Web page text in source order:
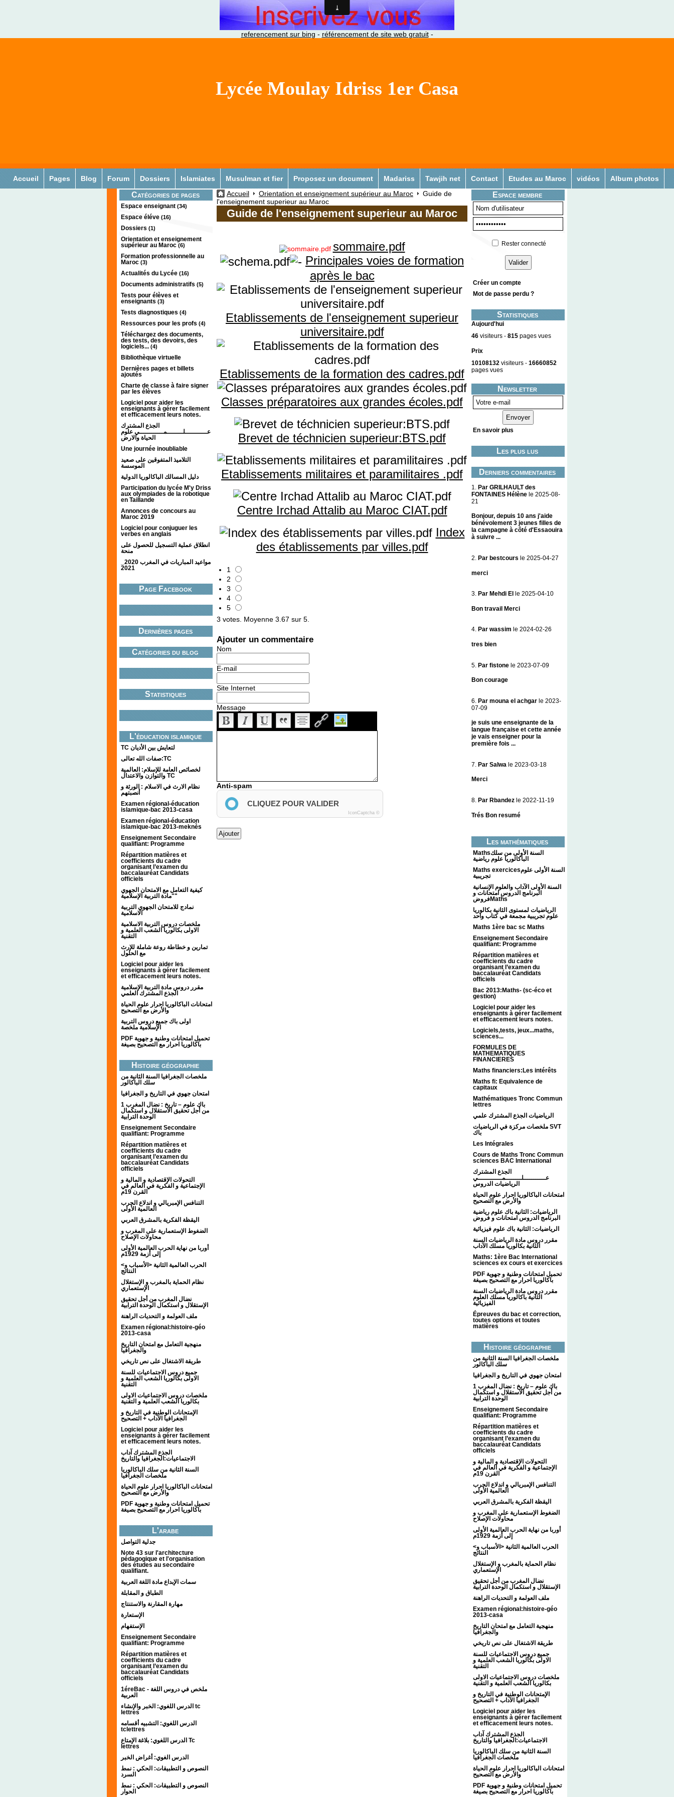
referencement sur bing - référencement de site web gratuit-
Lycée Moulay Idriss 1er Casa
Accueil Pages Blog Forum Dossiers Islamiates Musulman et fier Proposez un document Madariss Tawjih net Contact Etudes au Maroc vidéos Album photos
Catégories de pages
Espace enseignant (34)
Espace éléve (16)
Dossiers (1)
Orientation et enseignement
supérieur au Maroc (6)
Formation professionnelle au
Maroc (3)
Actualités du Lycée (16)
Documents administratifs (5)
Tests pour élèves et
enseignants (3)
Tests diagnostiques (4)
Ressources pour les profs (4)
Téléchargez des documents,
des tests, des devoirs, des
logiciels... (4)
Bibliothèque virtuelle
Dernières pages et billets
ajoutés
Charte de classe à faire signer
par les élèves
Logiciel pour aider les
enseignants à gérer facilement
et efficacement leurs notes.
الجذع المشترك
عـــــــــــلــــــــمــــــــــــي علوم
الحياة والارض
Une journée inoubliable
التلاميذ المتفوقين على صعيد
الموسسة
دليل المسالك الباكالوريا الدولية
Participation du lycée M'y Driss
aux olympiades de la robotique
en Taillande
Annonces de concours au
Maroc 2019
Logiciel pour conjuguer les
verbes en anglais
انطلاق عملية التسجيل للحصول على
منحة
2021
Page Facebook
Dernières pages
Catégories du blog
Statistiques
L'éducation islamique
TC لتعايش بين الأديان
صفات الله تعالى:TC
لخصائص العامة للإسلام: العالمية
والتوازن والاعتدال TC
نظام الارث في الاسلام : الورثة و
أنصبتهم
Examen régional-éducation
islamique-bac 2013-casa
Examen régional-éducation
islamique-bac 2013-meknès
Enseignement Secondaire
qualifiant: Programme
Répartition matières et
coefficients du cadre
organisant l’examen du
baccalauréat Candidats
officiels
كيفية التعامل مع الامتحان الجهوي
"مادة التربية الإسلامية"
نمادج للامتحان الجهوي التربية
الاسلامية
ملخصات دروس التربية الاسلامية
الاولى بكالوريا الشعب العلمية و
التقنية
تمارين و خطاطة روعة شاملة للإرث
مع الحلول
Logiciel pour aider les
enseignants à gérer facilement
et efficacement leurs notes.
مقرر دروس مادة التربية الإسلامية
الجذع المشترك العلمي
امتحانات الباكالوريا احرار علوم الحياة
والأرض مع التصحيح
اولى باك جميع دروس التربية
الإسلامية ملخصة
PDF تحميل امتحانات وطنية و جهوية
باكالوريا احرار مع التصحيح بصيغة
Histoire géographie
ملخصات الجغرافيا السنة الثانية من
سلك الباكالور
امتحان جهوي في التاريخ و الجغرافيا
1 باك علوم – تاريخ : نضال المغرب
من أجل تحقيق الاستقلال و استكمال
الوحدة الترابية
Enseignement Secondaire
qualifiant: Programme
Répartition matières et
coefficients du cadre
organisant l’examen du
baccalauréat Candidats
officiels
التحولات الإقتصادية و المالية و
الإجتماعية و الفكرية في العالم في
القرن 19م
التنافس الإمبريالي و اندلاع الحرب
العالمية الأولى
اليقظة الفكرية بالمشرق العربي
الضغوط الإستعمارية على المغرب و
محاولات الإصلاح
أوربا من نهاية الحرب العالمية الأولى
إلى أزمة 1929م
<الحرب العالمية الثانية <الأسباب و
النتائج
نظام الحماية بالمغرب و الإستغلال
الإستعماري
نضال المغرب من أجل تحقيق
الإستقلال و استكمال الوحدة الترابية
ملف العولمة و التحديات الراهنة
Examen régional:histoire-géo
2013-casa
منهجية التعامل مع امتحان التاريخ
والجغرافيا
طريقة الاشتغال على نص تاريخي
جميع دروس الاجتماعيات للسنة
الاولى بكالوريا الشعب العلمية و
التقنية
ملخصات دروس الاجتماعيات الاولى
بكالوريا الشعب العلمية و التقنية
الإمتحانات الوطنية في التاريخ و
الجغرافيا الآداب + التصحيح
Logiciel pour aider les
enseignants à gérer facilement
et efficacement leurs notes.
الجذع المشترك آداب
الاجتماعيات:الجغرافيا والتاريخ
السنة الثانية من سلك الباكالوريا
ملخصات الجغرافيا
امتحانات الباكالوريا احرار علوم الحياة
والأرض مع التصحيح
PDF تحميل امتحانات وطنية و جهوية
باكالوريا احرار مع التصحيح بصيغة
L'arabe
جدلية التواصل
Note 43 sur l'architecture
pédagogique et l'organisation
des études au secondaire
qualifiant.
سمات الإبداع مادة اللغة العربية
الطباق و المقابلة
مهارة المقارنة والاستنتاج
الإستعارة
الإستفهام
Enseignement Secondaire
qualifiant: Programme
Répartition matières et
coefficients du cadre
organisant l’examen du
baccalauréat Candidats
officiels
1éreBac - ملخص في دروس اللغة
العربية
الدرس اللغوي: الخبر والإنشاء tc
lettres
الدرس اللغوي: التشبيه أقسامه
tclettres
الدرس اللغوي: بلاغة الإمتاع Tc
lettres
الدرس الغوي: أغراض الخبر
النصوص و التطبيقات: الحكي : نمط
السرد
النصوص و التطبيقات: الحكي : نمط
الحوار
Espace membre
Rester connecté
Créer un compte
Mot de passe perdu ?
Statistiques
Aujourd'hui
46 visiteurs - 815 pages vues
Prix
10108132 visiteurs - 16660852
pages vues
Newsletter
En savoir plus
Les plus lus
Derniers commentaires
1.
Par GRILHAULT des
FONTAINES Hélène le 2025-08-
21
Bonjour, depuis 10 ans j'aide
bénévolement 3 jeunes filles de
la campagne à côté d'Essaouira
à suivre ...
2. Par bestcours le 2025-04-27
merci
3. Par Mehdi El le 2025-04-10
Bon travail Merci
4. Par wassim le 2024-02-26
tres bien
5. Par fistone le 2023-07-09
Bon courage
6. Par mouna el achgar le 2023-
07-09
je suis une enseignante de la
langue française et cette année
je vais enseigner pour la
première fois ...
7. Par Salwa le 2023-03-18
Merci
8. Par Rbandez le 2022-11-19
Trés Bon resumé
Les mathématiques
Mathsالسنة الأولى من سلك
الباكالوريا علوم رياضية
Maths exercicesالسنة الأولى علوم
تجريبية
السنة الأولى الآداب والعلوم الإنسانية
البرنامج الدروس امتحانات و
فروضMaths
الرياضيات لمستوى الثانية بكالوريا
علوم تجريبية مجمعة في كتاب واحد
Maths 1ère bac sc Maths
Enseignement Secondaire
qualifiant: Programme
Répartition matières et
coefficients du cadre
organisant l’examen du
baccalauréat Candidats
officiels
Bac 2013:Maths- (sc-éco et
gestion)
Logiciel pour aider les
enseignants à gérer facilement
et efficacement leurs notes.
Logiciels,tests, jeux...maths,
sciences...
FORMULES DE
MATHEMATIQUES
FINANCIERES
Maths financiers:Les intérêts
Maths fi: Equivalence de
capitaux
Mathématiques Tronc Commun
lettres
الرياضيات الجذع المشترك علمي
ملخصات مركزة في الرياضيات SVT
باك
Les Intégrales
Cours de Maths Tronc Commun
sciences BAC International
الجذع المشترك
عـــــــــــلــــــــمــــــــــــي
الرياضيات الدروس
امتحانات الباكالوريا احرار علوم الحياة
والأرض مع التصحيح
الرياضيات: الثانية باك علوم رياضية
البرنامج الدروس امتحانات و فروض
الرياضيات: الثانية باك علوم فيزيائية
مقرر دروس مادة الرياضيات السنة
الثانية بكالوريا مسلك الآداب
Maths: 1ère Bac International
sciences ex cours et exercices
PDF تحميل امتحانات وطنية و جهوية
باكالوريا احرار مع التصحيح بصيغة
مقرر دروس مادة الرياضيات السنة
الثانية باكالوريا مسلك العلوم
الفيزيائية
Épreuves du bac et correction,
toutes options et toutes
matières
Histoire géographie
ملخصات الجغرافيا السنة الثانية من
سلك الباكالور
امتحان جهوي في التاريخ و الجغرافيا
1 باك علوم – تاريخ : نضال المغرب
من أجل تحقيق الاستقلال و استكمال
الوحدة الترابية
Enseignement Secondaire
qualifiant: Programme
Répartition matières et
coefficients du cadre
organisant l’examen du
baccalauréat Candidats
officiels
التحولات الإقتصادية و المالية و
الإجتماعية و الفكرية في العالم في
القرن 19م
التنافس الإمبريالي و اندلاع الحرب
العالمية الأولى
اليقظة الفكرية بالمشرق العربي
الضغوط الإستعمارية على المغرب و
محاولات الإصلاح
أوربا من نهاية الحرب العالمية الأولى
إلى أزمة 1929م
<الحرب العالمية الثانية <الأسباب و
النتائج
نظام الحماية بالمغرب و الإستغلال
الإستعماري
نضال المغرب من أجل تحقيق
الإستقلال و استكمال الوحدة الترابية
ملف العولمة و التحديات الراهنة
Examen régional:histoire-géo
2013-casa
منهجية التعامل مع امتحان التاريخ
والجغرافيا
طريقة الاشتغال على نص تاريخي
جميع دروس الاجتماعيات للسنة
الاولى بكالوريا الشعب العلمية و
التقنية
ملخصات دروس الاجتماعيات الاولى
بكالوريا الشعب العلمية و التقنية
الإمتحانات الوطنية في التاريخ و
الجغرافيا الآداب + التصحيح
Logiciel pour aider les
enseignants à gérer facilement
et efficacement leurs notes.
الجذع المشترك آداب
الاجتماعيات:الجغرافيا والتاريخ
السنة الثانية من سلك الباكالوريا
ملخصات الجغرافيا
امتحانات الباكالوريا احرار علوم الحياة
والأرض مع التصحيح
PDF تحميل امتحانات وطنية و جهوية
باكالوريا احرار مع التصحيح بصيغة
Accueil Orientation et enseignement supérieur au Maroc
Guide de
l'enseignement superieur au Maroc
Guide de l'enseignement superieur au Maroc
sommaire.pdf
Principales voies de formation
après le bac
Etablissements de l'enseignement superieur
universitaire.pdf
Etablissements de la formation des cadres.pdf
Classes préparatoires aux grandes écoles.pdf
Brevet de téchnicien superieur:BTS.pdf
Etablissements militaires et paramilitaires .pdf
Centre Irchad Attalib au Maroc CIAT.pdf
Index
des établissements par villes.pdf
1
2
3
4
5
3 votes. Moyenne 3.67 sur 5.
Ajouter un commentaire
Nom
E-mail
Site Internet
Message
Anti-spam
CLIQUEZ POUR VALIDER
IconCaptcha ©